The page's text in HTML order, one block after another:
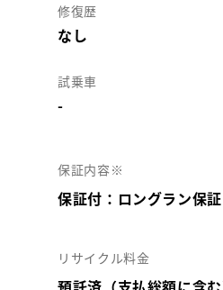
修復歴
なし
試乗車
-
保証内容※
保証付：ロングラン保
リサイクル料金